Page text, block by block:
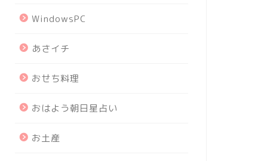
WindowsPC
あさイチ
おせち料理
おはよう朝日星占い
お土産